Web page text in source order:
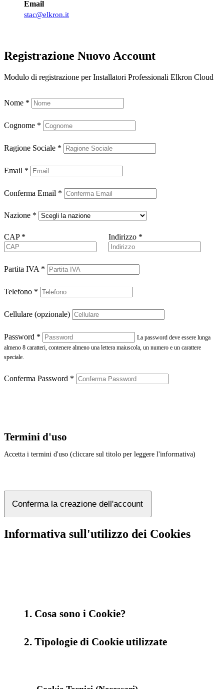
Email
stac@elkron.it
Registrazione Nuovo Account
Modulo di registrazione per Installatori Professionali Elkron Cloud
Nome *
Cognome *
Ragione Sociale *
Email *
Conferma Email *
Nazione *
CAP * Indirizzo *
Partita IVA *
Telefono *
Cellulare (opzionale)
Password *
La password deve essere lunga
almeno 8 caratteri, contenere almeno una lettera maiuscola, un numero e un carattere
speciale.
Conferma Password *
Termini d'uso
Accetta i termini d'uso (cliccare sul titolo per leggere l'informativa)
Conferma la creazione dell'account
Informativa sull'utilizzo dei Cookies
1. Cosa sono i Cookie?
2. Tipologie di Cookie utilizzate